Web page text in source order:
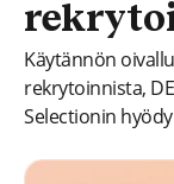
Käytännön
rekrytoinnista,
Selectionin